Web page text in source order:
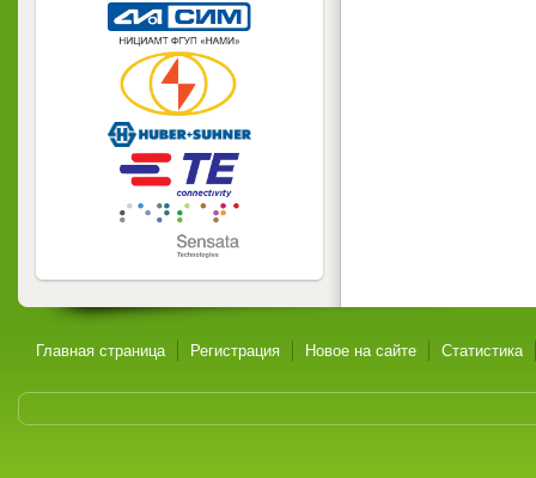
Главная страница Регистрация Новое на сайте Статистика